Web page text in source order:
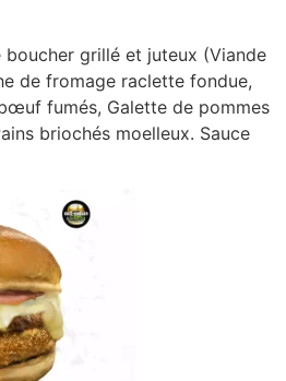
boucher grillé et juteux (Viande
de fromage raclette fondue,
fumés, Galette de pommes
briochés moelleux. Sauce